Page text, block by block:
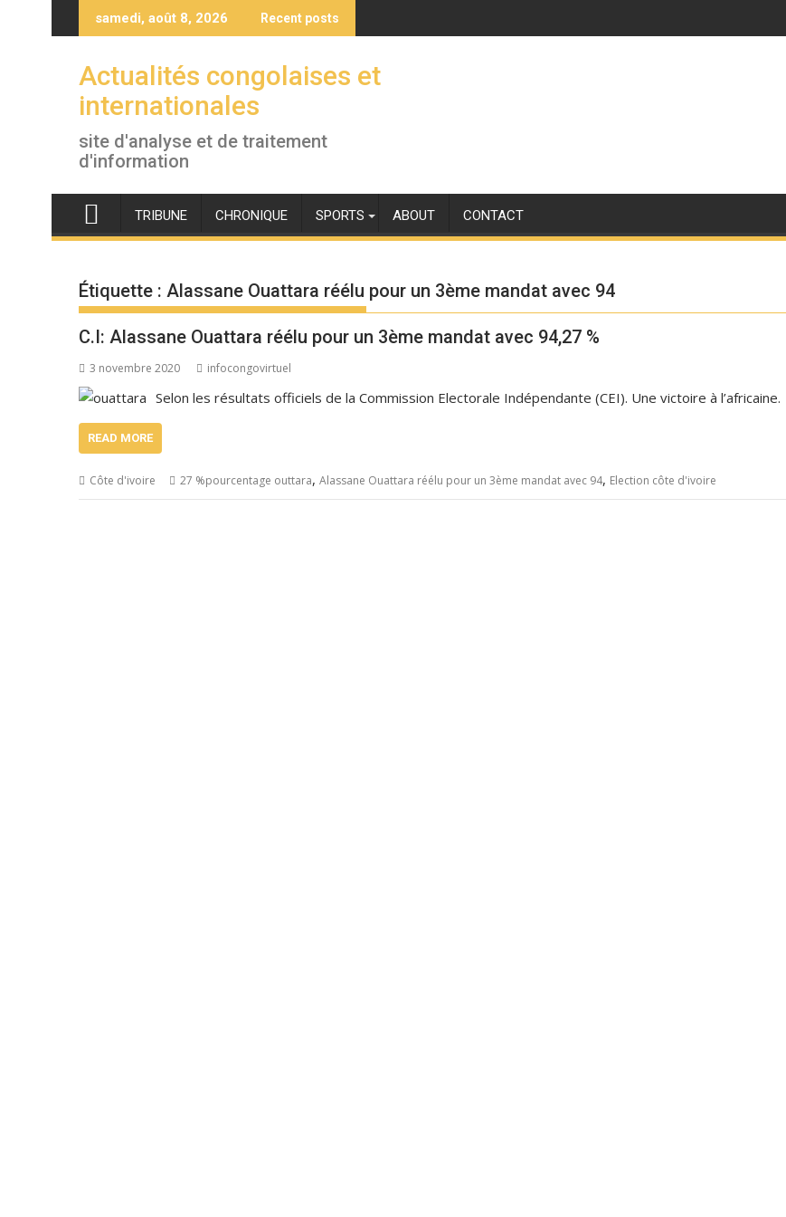
to
samedi, août 8, 2026 Recent posts
Actualités congolaises et
internationales
site d'analyse et de traitement
d'information
TRIBUNE CHRONIQUE SPORTS ABOUT CONTACT
Étiquette : Alassane Ouattara réélu pour un 3ème mandat avec 94
C.I: Alassane Ouattara réélu pour un 3ème mandat avec 94,27 %
3 novembre 2020 infocongovirtuel
Selon les résultats officiels de la Commission Electorale Indépendante (CEI). Une victoire à l’africaine.
READ MORE
Côte d'ivoire 27 %pourcentage outtara, Alassane Ouattara réélu pour un 3ème mandat avec 94, Election côte d'ivoire